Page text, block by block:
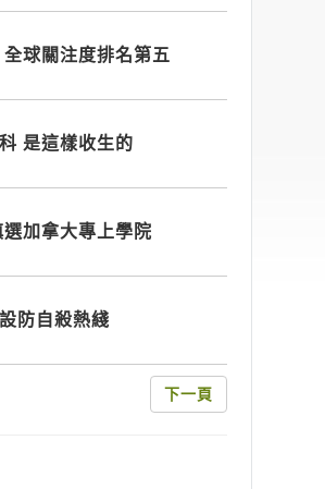
球關注度排名第五
是這樣收生的
選加拿大專上學院
防自殺熱綫
下一頁